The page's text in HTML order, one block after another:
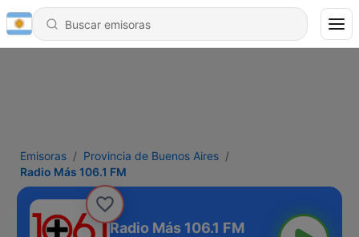
Emisoras
Provincia de Buenos Aires
Radio Más 106.1 FM
Radio Más 106.1 FM